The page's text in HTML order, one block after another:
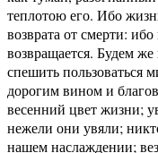
теплотою его. Ибо
возврата от смерти:
возвращается. Будем
спешить пользоваться
дорогим вином и
весенний цвет жизни;
нежели они увяли;
нашем наслаждении;